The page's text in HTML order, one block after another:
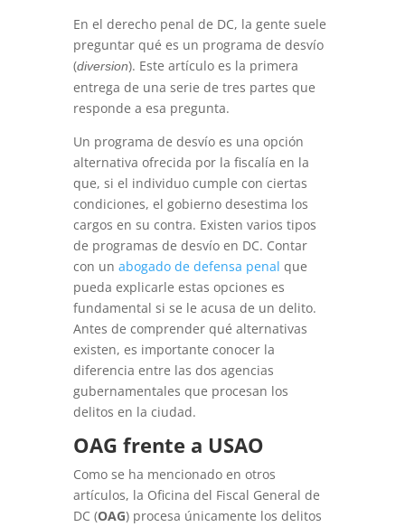
En el derecho penal de DC, la gente suele
preguntar qué es un programa de desvío
(diversion). Este artículo es la primera
entrega de una serie de tres partes que
responde a esa pregunta.
Un programa de desvío es una opción
alternativa ofrecida por la fiscalía en la
que, si el individuo cumple con ciertas
condiciones, el gobierno desestima los
cargos en su contra. Existen varios tipos
de programas de desvío en DC. Contar
con un abogado de defensa penal que
pueda explicarle estas opciones es
fundamental si se le acusa de un delito.
Antes de comprender qué alternativas
existen, es importante conocer la
diferencia entre las dos agencias
gubernamentales que procesan los
delitos en la ciudad.
OAG frente a USAO
Como se ha mencionado en otros
artículos, la Oficina del Fiscal General de
DC (OAG) procesa únicamente los delitos